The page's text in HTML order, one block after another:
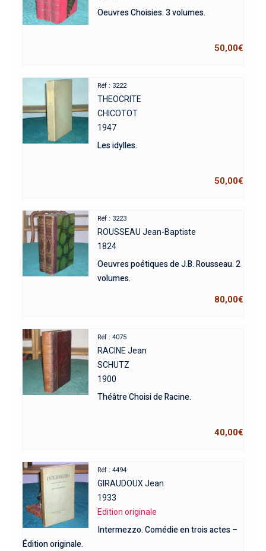
Oeuvres Choisies. 3 volumes.
50,00€
Réf : 3222
THEOCRITE
CHICOTOT
1947
Les idylles.
50,00€
Réf : 3223
ROUSSEAU Jean-Baptiste
1824
Oeuvres poétiques de J.B. Rousseau. 2
volumes.
80,00€
Réf : 4075
RACINE Jean
SCHUTZ
1900
Théâtre Choisi de Racine.
40,00€
Réf : 4494
GIRAUDOUX Jean
1933
Edition originale
Intermezzo. Comédie en trois actes –
Édition originale.